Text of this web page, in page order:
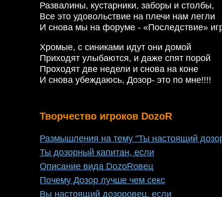
Развалины, кустарники, заборы и столбы,
Все это удовольствие на плечи нам легли
И снова мы на форуме - «Последствие»
Хромые, с синиками идут они домой
Приходят улыбаются, и даже спят порой
Проходят две недели и снова на коне
И снова убеждаюсь, Дозор- это по мне!!!!
Творчество игроков DozoR
Размышления на тему "Ты настоящий
Ты дозорный капитан, если
Описание вида DozoRовец
Почему Дозор лучше чем секс
Вы настоящий дозоровец, если